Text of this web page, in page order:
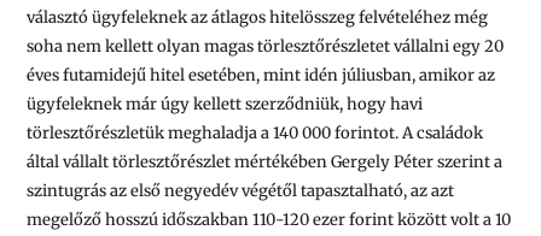
választó ügyfeleknek az átlagos hitelösszeg felvételéhez még
soha nem kellett olyan magas törlesztőrészletet vállalni egy 20
éves futamidejű hitel esetében, mint idén júliusban, amikor az
ügyfeleknek már úgy kellett szerződniük, hogy havi
törlesztőrészletük meghaladja a 140 000 forintot. A családok
által vállalt törlesztőrészlet mértékében Gergely Péter szerint a
szintugrás az első negyedév végétől tapasztalható, az azt
megelőző hosszú időszakban 110-120 ezer forint között volt a 10